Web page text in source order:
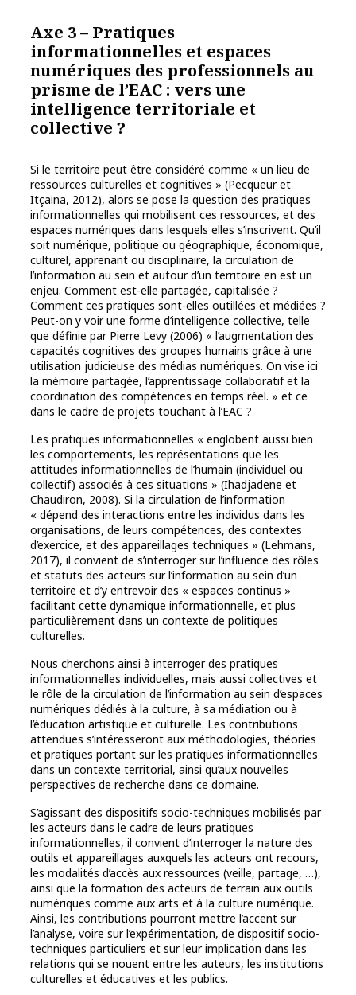
Axe 3 – Pratiques
informationnelles et espaces
numériques des professionnels au
prisme de l’EAC : vers une
intelligence territoriale et
collective ?
Si le territoire peut être considéré comme « un lieu de
ressources culturelles et cognitives » (Pecqueur et
Itçaina, 2012), alors se pose la question des pratiques
informationnelles qui mobilisent ces ressources, et des
espaces numériques dans lesquels elles s’inscrivent. Qu’il
soit numérique, politique ou géographique, économique,
culturel, apprenant ou disciplinaire, la circulation de
l’information au sein et autour d’un territoire en est un
enjeu. Comment est-elle partagée, capitalisée ?
Comment ces pratiques sont-elles outillées et médiées ?
Peut-on y voir une forme d’intelligence collective, telle
que définie par Pierre Levy (2006) « l’augmentation des
capacités cognitives des groupes humains grâce à une
utilisation judicieuse des médias numériques. On vise ici
la mémoire partagée, l’apprentissage collaboratif et la
coordination des compétences en temps réel. » et ce
dans le cadre de projets touchant à l’EAC ?
Les pratiques informationnelles « englobent aussi bien
les comportements, les représentations que les
attitudes informationnelles de l’humain (individuel ou
collectif) associés à ces situations » (Ihadjadene et
Chaudiron, 2008). Si la circulation de l’information
« dépend des interactions entre les individus dans les
organisations, de leurs compétences, des contextes
d’exercice, et des appareillages techniques » (Lehmans,
2017), il convient de s’interroger sur l’influence des rôles
et statuts des acteurs sur l’information au sein d’un
territoire et d’y entrevoir des « espaces continus »
facilitant cette dynamique informationnelle, et plus
particulièrement dans un contexte de politiques
culturelles.
Nous cherchons ainsi à interroger des pratiques
informationnelles individuelles, mais aussi collectives et
le rôle de la circulation de l’information au sein d’espaces
numériques dédiés à la culture, à sa médiation ou à
l’éducation artistique et culturelle. Les contributions
attendues s’intéresseront aux méthodologies, théories
et pratiques portant sur les pratiques informationnelles
dans un contexte territorial, ainsi qu’aux nouvelles
perspectives de recherche dans ce domaine.
S’agissant des dispositifs socio-techniques mobilisés par
les acteurs dans le cadre de leurs pratiques
informationnelles, il convient d’interroger la nature des
outils et appareillages auxquels les acteurs ont recours,
les modalités d’accès aux ressources (veille, partage, …),
ainsi que la formation des acteurs de terrain aux outils
numériques comme aux arts et à la culture numérique.
Ainsi, les contributions pourront mettre l’accent sur
l’analyse, voire sur l’expérimentation, de dispositif socio-
techniques particuliers et sur leur implication dans les
relations qui se nouent entre les auteurs, les institutions
culturelles et éducatives et les publics.